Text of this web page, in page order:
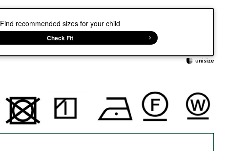
Find recommended sizes for your child
Check Fit